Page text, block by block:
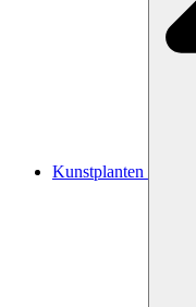
Kunstplanten